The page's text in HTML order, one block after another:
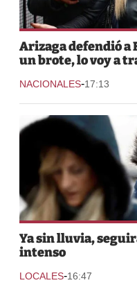
Arizaga defendió a
un brote, lo voy a
NACIONALES-17:13
Ya sin lluvia,
intenso
LOCALES-16:47